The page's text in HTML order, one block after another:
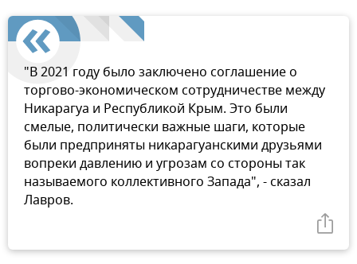
"В 2021 году было заключено соглашение о
торгово-экономическом сотрудничестве между
Никарагуа и Республикой Крым. Это были
смелые, политически важные шаги, которые
были предприняты никарагуанскими друзьями
вопреки давлению и угрозам со стороны так
называемого коллективного Запада", - сказал
Лавров.